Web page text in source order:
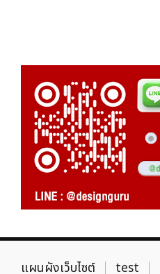
แผนผังเว็บไซต์ test